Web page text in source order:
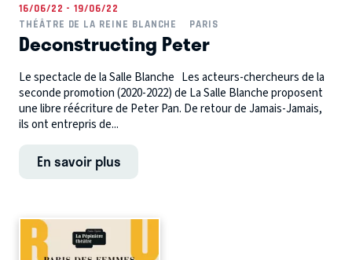
16/06/22 - 19/06/22
THÉÂTRE DE LA REINE BLANCHE
PARIS
Deconstructing Peter
Le spectacle de la Salle Blanche Les acteurs-chercheurs de la
seconde promotion (2020-2022) de La Salle Blanche proposent
une libre réécriture de Peter Pan. De retour de Jamais-Jamais,
ils ont entrepris de...
En savoir plus